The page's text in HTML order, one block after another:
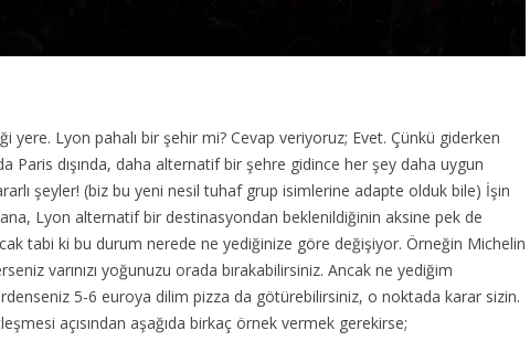
yere. Lyon pahalı bir şehir mi? Cevap veriyoruz; Evet. Çünkü giderken
Paris dışında, daha alternatif bir şehre gidince her şey daha uygun
şeyler! (biz bu yeni nesil tuhaf grup isimlerine adapte olduk bile) İşin
Lyon alternatif bir destinasyondan beklenildiğinin aksine pek de
tabi ki bu durum nerede ne yediğinize göre değişiyor. Örneğin Michelin
varınızı yoğunuzu orada bırakabilirsiniz. Ancak ne yediğim
5-6 euroya dilim pizza da götürebilirsiniz, o noktada karar sizin.
açısından aşağıda birkaç örnek vermek gerekirse;